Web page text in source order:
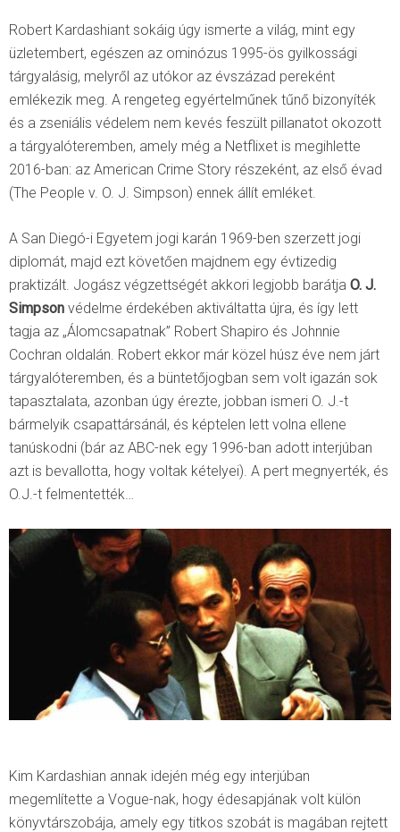
Robert Kardashiant sokáig úgy ismerte a világ, mint egy
üzletembert, egészen az ominózus 1995-ös gyilkossági
tárgyalásig, melyről az utókor az évszázad pereként
emlékezik meg. A rengeteg egyértelműnek tűnő bizonyíték
és a zseniális védelem nem kevés feszült pillanatot okozott
a tárgyalóteremben, amely még a Netflixet is megihlette
2016-ban: az American Crime Story részeként, az első évad
(The People v. O. J. Simpson) ennek állít emléket.
A San Diegó-i Egyetem jogi karán 1969-ben szerzett jogi
diplomát, majd ezt követően majdnem egy évtizedig
praktizált. Jogász végzettségét akkori legjobb barátja O. J.
Simpson védelme érdekében aktiváltatta újra, és így lett
tagja az „Álomcsapatnak” Robert Shapiro és Johnnie
Cochran oldalán. Robert ekkor már közel húsz éve nem járt
tárgyalóteremben, és a büntetőjogban sem volt igazán sok
tapasztalata, azonban úgy érezte, jobban ismeri O. J.-t
bármelyik csapattársánál, és képtelen lett volna ellene
tanúskodni (bár az ABC-nek egy 1996-ban adott interjúban
azt is bevallotta, hogy voltak kételyei). A pert megnyerték, és
O.J.-t felmentették…
Kim Kardashian annak idején még egy interjúban
megemlítette a Vogue-nak, hogy édesapjának volt külön
könyvtárszobája, amely egy titkos szobát is magában rejtett